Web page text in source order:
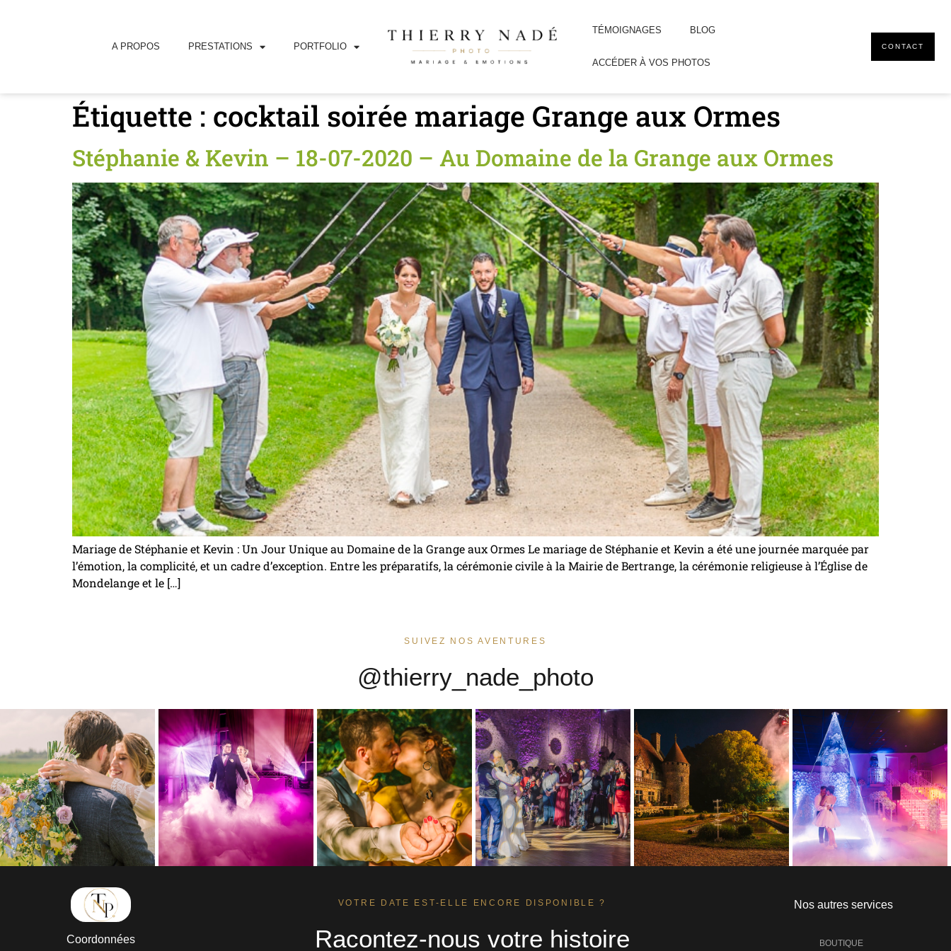
A PROPOS PRESTATIONS PORTFOLIO
TÉMOIGNAGES BLOG
ACCÉDER À VOS PHOTOS
CONTACT
Étiquette : cocktail soirée mariage Grange aux Ormes
Stéphanie & Kevin – 18-07-2020 – Au Domaine de la Grange aux Ormes
Mariage de Stéphanie et Kevin : Un Jour Unique au Domaine de la Grange aux Ormes Le mariage de Stéphanie et Kevin a été une journée marquée par
l’émotion, la complicité, et un cadre d’exception. Entre les préparatifs, la cérémonie civile à la Mairie de Bertrange, la cérémonie religieuse à l’Église de
Mondelange et le […]
SUIVEZ NOS AVENTURES
@thierry_nade_photo
Coordonnées
VOTRE DATE EST-ELLE ENCORE DISPONIBLE ?
Racontez-nous votre histoire
Nos autres services
BOUTIQUE